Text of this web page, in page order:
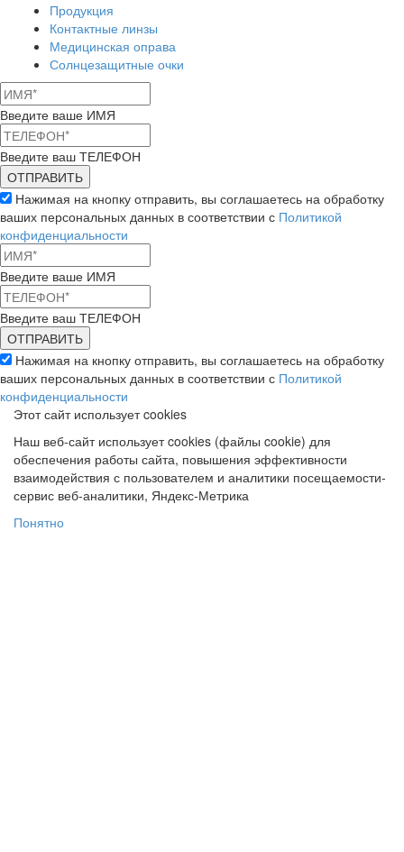
Продукция
Контактные линзы
Медицинская оправа
Солнцезащитные очки
Введите ваше ИМЯ
Введите ваш ТЕЛЕФОН
Нажимая на кнопку отправить, вы соглашаетесь на обработку
ваших персональных данных в соответствии с Политикой
конфиденциальности
Введите ваше ИМЯ
Введите ваш ТЕЛЕФОН
Нажимая на кнопку отправить, вы соглашаетесь на обработку
ваших персональных данных в соответствии с Политикой
конфиденциальности
Этот сайт использует cookies
Наш веб-сайт использует cookies (файлы cookie) для
обеспечения работы сайта, повышения эффективности
взаимодействия с пользователем и аналитики посещаемости-
сервис веб-аналитики, Яндекс-Метрика
Понятно